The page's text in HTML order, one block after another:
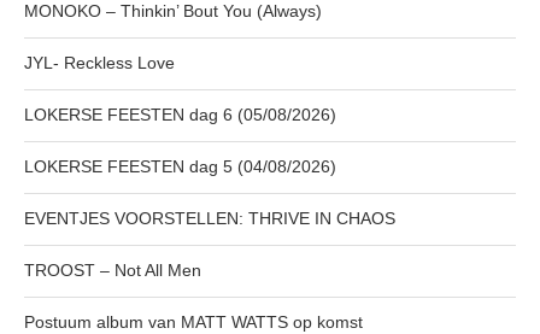
MONOKO – Thinkin’ Bout You (Always)
JYL- Reckless Love
LOKERSE FEESTEN dag 6 (05/08/2026)
LOKERSE FEESTEN dag 5 (04/08/2026)
EVENTJES VOORSTELLEN: THRIVE IN CHAOS
TROOST – Not All Men
Postuum album van MATT WATTS op komst